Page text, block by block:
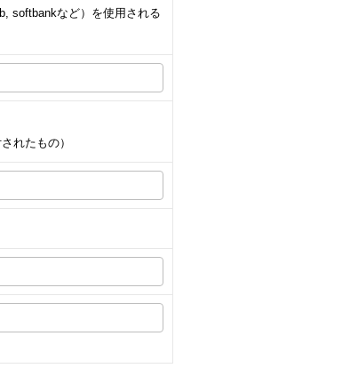
softbankなど）を使用される
れたもの）